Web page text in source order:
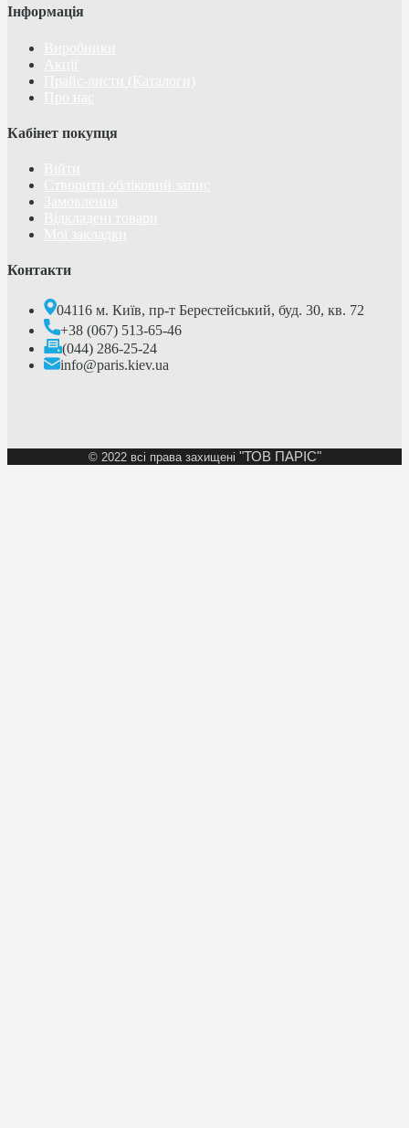
Інформація
Кабінет покупця
Контакти
04116 м. Київ, пр-т Берестейський, буд. 30, кв. 72
+38 (067) 513-65-46
(044) 286-25-24
info@paris.kiev.ua
© 2022 всі права захищені "ТОВ ПАРІС"